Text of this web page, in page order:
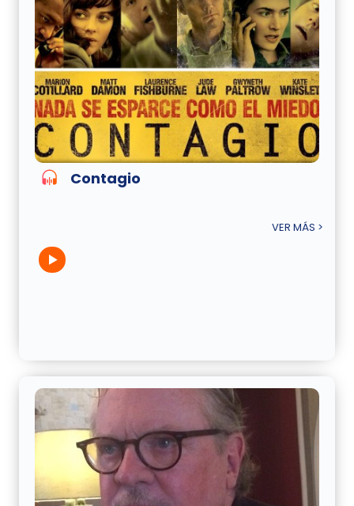
Contagio
VER MÁS >